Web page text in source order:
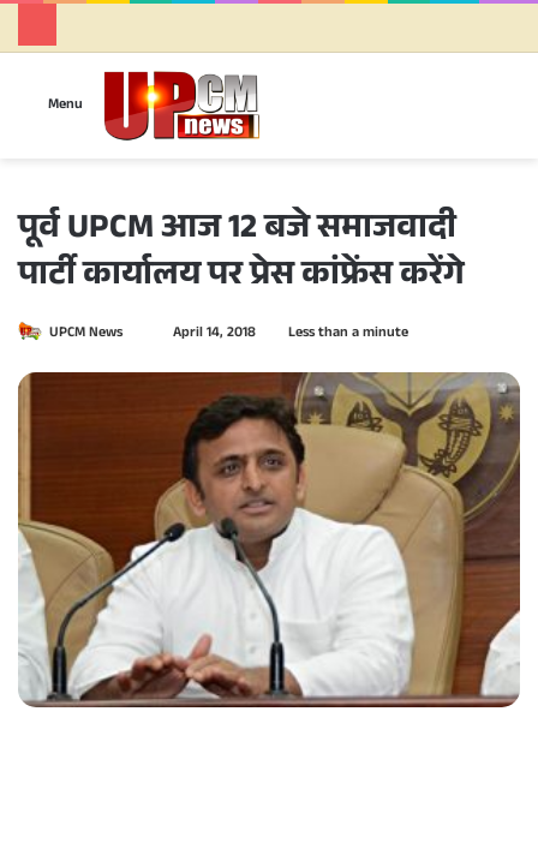
Menu
पूर्व UPCM आज 12 बजे समाजवादी
पार्टी कार्यालय पर प्रेस कांफ्रेंस करेंगे
UPCM News
m
a
i
April 14, 2018 Less than a minute